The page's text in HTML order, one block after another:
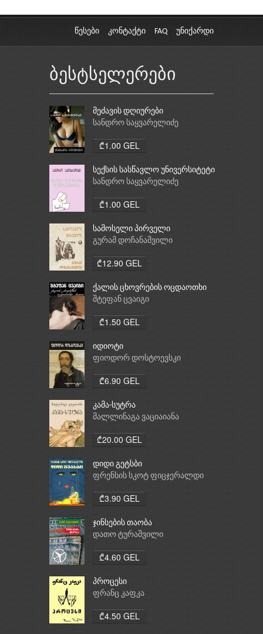
წესები კონტაქტი FAQ უნიქარდი
ბესტსელერები
მეძავის დღიურები
სანდრო საყვარელიძე
₾1.00 GEL
სექსის სასწავლო უნივერსიტეტი
სანდრო საყვარელიძე
₾1.00 GEL
სამოსელი პირველი
გურამ დოჩანაშვილი
₾12.90 GEL
ქალის ცხოვრების ოცდაოთხი
საათი
შტეფან ცვაიგი
₾1.50 GEL
იდიოტი
ფიოდორ დოსტოევსკი
₾6.90 GEL
კამა-სუტრა
მალლინაგა ვაციაიანა
₾20.00 GEL
დიდი გეტსბი
ფრენსის სკოტ ფიცჯერალდი
₾3.90 GEL
ჯინსების თაობა
დათო ტურაშვილი
₾4.60 GEL
პროცესი
ფრანც კაფკა
₾4.50 GEL